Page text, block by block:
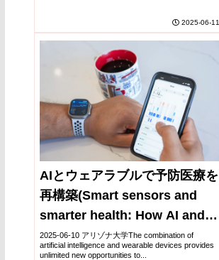
2025-06-11
AIとウェアラブルで予防医療を
再構築(Smart sensors and
smarter health: How AI and
wearables are reimagining
preventive health care)
2025-06-10 アリゾナ大学The combination of
artificial intelligence and wearable devices provides
unlimited new opportunities to...